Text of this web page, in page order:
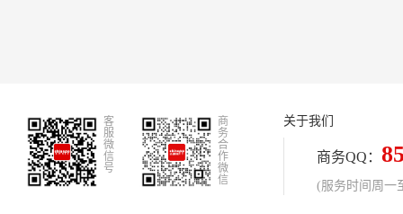
客
服
微
信
号
商
务
合
作
微
信
关于我们
商务QQ：
(服务时间周一